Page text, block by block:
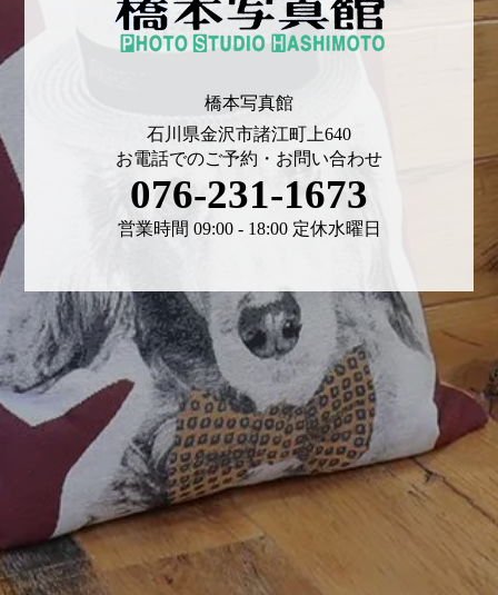
橋本写真館
石川県金沢市諸江町上640
お電話でのご予約・お問い合わせ
076-231-1673
営業時間 09:00 - 18:00 定休水曜日